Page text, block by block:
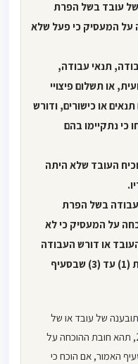
של עובד בשל הפרת
ההוכחה על המעסיק כי פעל שלא
תנאי עבודה,
או תשלום פיצויי
או כישורים, ודורש
כי נתקיימו בהם
העובד שלא היתה
בשל הפרת
ההוכחה על המעסיק כי לא
או דורש העבודה
כי התקיים האמור בפסקה מפסקאות (1) עד (3) שבסעיף
של עובד או של
דורש עבודה בשל הפרת הוראות סעיף 2, תהא חובת ההוכחה על
האמור, אם הוכח כי